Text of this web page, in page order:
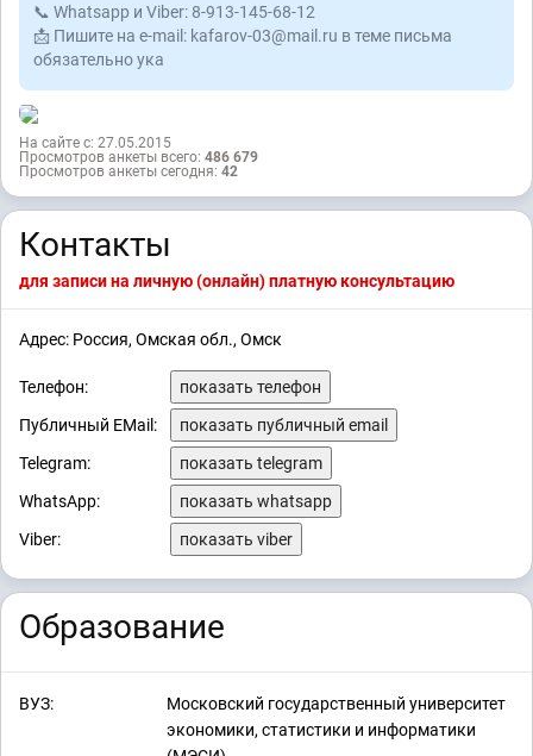
📞 Whatsapp и Viber: 8-913-145-68-12
📩 Пишите на e-mail: kafarov-03@mail.ru в теме письма
обязательно ука
На сайте с: 27.05.2015
Просмотров анкеты всего: 486 679
Просмотров анкеты сегодня: 42
Контакты
для записи на личную (онлайн) платную консультацию
Адрес: Россия, Омская обл., Омск
Телефон:
показать телефон
Публичный EMail:
показать публичный email
Telegram:
показать telegram
WhatsApp:
показать whatsapp
Viber:
показать viber
Образование
ВУЗ:
Московский государственный университет
экономики, статистики и информатики